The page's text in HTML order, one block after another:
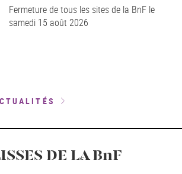
Fermeture de tous les sites de la BnF le
samedi 15 août 2026
DE LA BnF